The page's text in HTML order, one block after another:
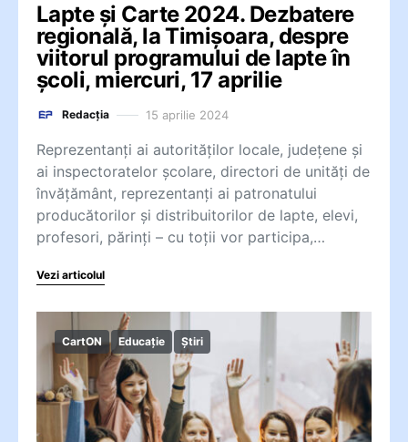
Lapte și Carte 2024. Dezbatere
regională, la Timișoara, despre
viitorul programului de lapte în
școli, miercuri, 17 aprilie
Redacția 15 aprilie 2024
Reprezentanți ai autorităților locale, județene și
ai inspectoratelor școlare, directori de unități de
învățământ, reprezentanți ai patronatului
producătorilor și distribuitorilor de lapte, elevi,
profesori, părinți – cu toții vor participa,…
Vezi articolul
CartON Educație Știri